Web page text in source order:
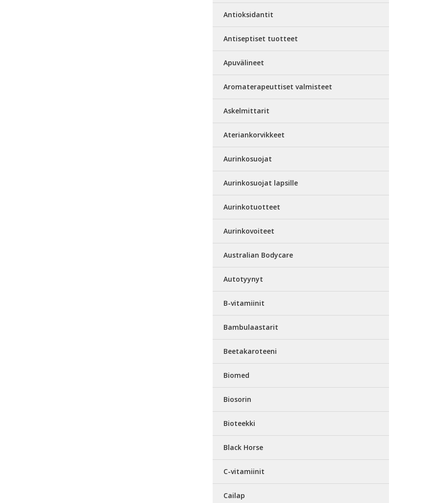
Antioksidantit
Antiseptiset tuotteet
Apuvälineet
Aromaterapeuttiset valmisteet
Askelmittarit
Ateriankorvikkeet
Aurinkosuojat
Aurinkosuojat lapsille
Aurinkotuotteet
Aurinkovoiteet
Australian Bodycare
Autotyynyt
B-vitamiinit
Bambulaastarit
Beetakaroteeni
Biomed
Biosorin
Bioteekki
Black Horse
C-vitamiinit
Cailap